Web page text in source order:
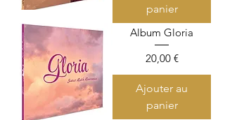
panier
Album Gloria
Prix
20,00 €
Ajouter au
panier